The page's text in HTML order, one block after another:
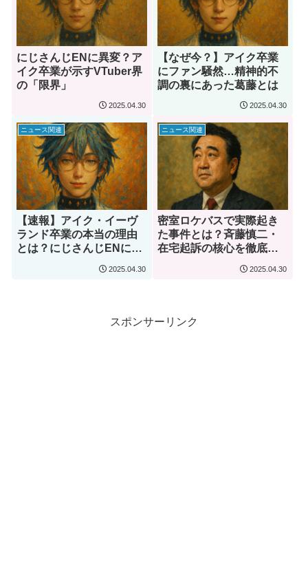
にじさんじENに異変？ア
イク卒業が示すVTuber界
の「限界」
2025.04.30
【なぜ今？】アイク卒業
にファン騒然…精神的不
調の裏にあった葛藤とは
2025.04.30
ニュース関連
【速報】アイク・イーヴ
ランド卒業の本当の理由
とは？にじさんじENに何
2025.04.30
ニュース関連
密室ロケバスで実際起き
た事件とは？斉藤慎二・
在宅起訴の核心を徹底解
2025.04.30
スポンサーリンク